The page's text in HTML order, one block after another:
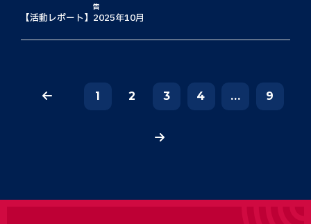
告
【活動レポート】2025年10月
1 2 3 4 ... 9